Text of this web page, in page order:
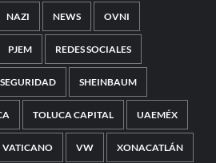
NAZI NEWS OVNI
PJEM REDES SOCIALES
SEGURIDAD SHEINBAUM
TOLUCA CAPITAL UAEMÉX
VATICANO VW XONACATLÁN